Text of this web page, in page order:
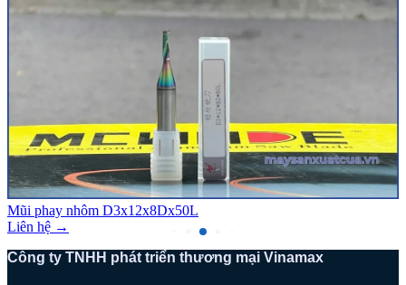
Mũi phay nhôm D3x12x8Dx50L
Liên hệ →
Công ty TNHH phát triển thương mại Vinamax